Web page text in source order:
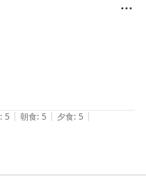
: 5 | 朝食: 5 | 夕食: 5 |